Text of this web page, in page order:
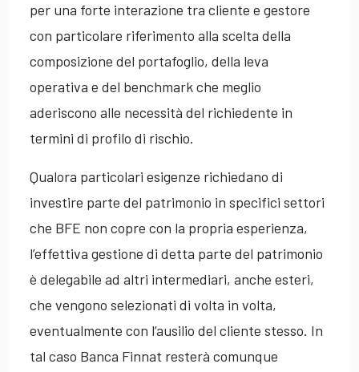
per una forte interazione tra cliente e gestore
con particolare riferimento alla scelta della
composizione del portafoglio, della leva
operativa e del benchmark che meglio
aderiscono alle necessità del richiedente in
termini di profilo di rischio.
Qualora particolari esigenze richiedano di
investire parte del patrimonio in specifici settori
che BFE non copre con la propria esperienza,
l’effettiva gestione di detta parte del patrimonio
è delegabile ad altri intermediari, anche esteri,
che vengono selezionati di volta in volta,
eventualmente con l’ausilio del cliente stesso. In
tal caso Banca Finnat resterà comunque